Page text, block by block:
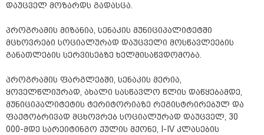
დაუცველ მოზარდს გადასცა.
პროგრამის მიზანია, სენაკის მუნიციპალიტეტში
მცხოვრები სოციალურად დაუცველი მოსწავლეების
განათლების სერვისებზე ხელმისაწვდომობა.
პროგრამის ფარგლებში, სენაკის მერია,
ყოველწლიურად, ახალი სასწავლო წლის დაწყებამდე,
მუნიციპალიტეტის ტერიტორიაზე რეგისტრირებულ და
ფაქტობრივად მცხოვრებ სოციალურად დაუცველ, 30
000-მდე სარეიტინგო ქულის მქონე, I-IV კლასების